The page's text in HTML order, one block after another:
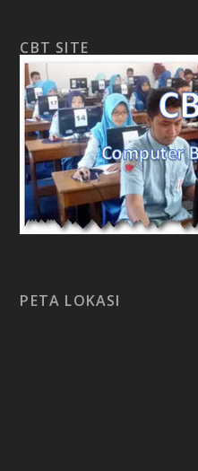
CBT SITE
PETA LOKASI